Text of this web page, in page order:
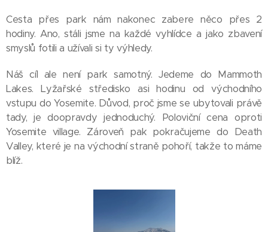
Cesta přes park nám nakonec zabere něco přes 2
hodiny. Ano, stáli jsme na každé vyhlídce a jako zbavení
smyslů fotili a užívali si ty výhledy.
Náš cíl ale není park samotný. Jedeme do Mammoth
Lakes. Lyžařské středisko asi hodinu od východního
vstupu do Yosemite. Důvod, proč jsme se ubytovali právě
tady, je doopravdy jednoduchý. Poloviční cena oproti
Yosemite village. Zároveň pak pokračujeme do Death
Valley, které je na východní straně pohoří, takže to máme
blíž.